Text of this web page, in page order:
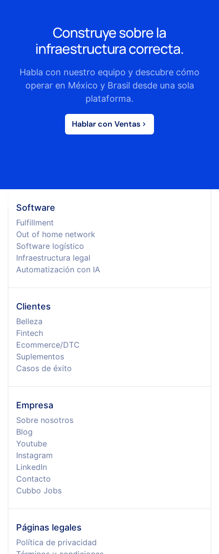
Construye sobre la
infraestructura correcta.
Habla con nuestro equipo y descubre cómo
operar en México y Brasil desde una sola
plataforma.
Hablar con Ventas
Software
Fulfillment
Out of home network
Software logístico
Infraestructura legal
Automatización con IA
Clientes
Belleza
Fintech
Ecommerce/DTC
Suplementos
Casos de éxito
Empresa
Sobre nosotros
Blog
Youtube
Instagram
LinkedIn
Contacto
Cubbo Jobs
Páginas legales
Política de privacidad